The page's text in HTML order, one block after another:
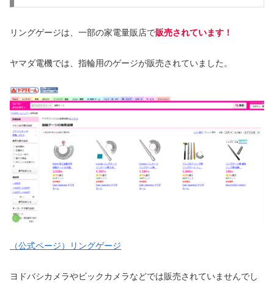
リングゲージは、一部の家電量販店で販売されています！
ヤマダ電機では、指輪用のゲージが販売されていました。
（公式ページ）リングゲージ
ヨドバシカメラやビックカメラなどでは販売されていませんでし